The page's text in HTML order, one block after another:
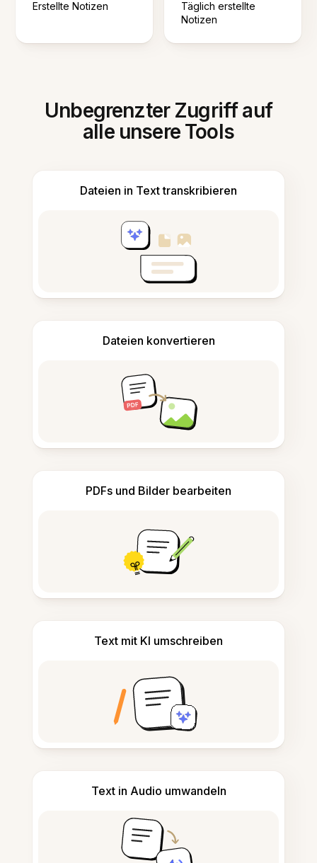
Erstellte Notizen
Täglich erstellte
Notizen
Unbegrenzter Zugriff auf
alle unsere Tools
Dateien in Text transkribieren
Dateien konvertieren
PDFs und Bilder bearbeiten
Text mit KI umschreiben
Text in Audio umwandeln